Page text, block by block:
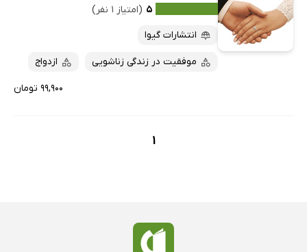
پرفروش‌ها
ارزان ترین‌ها
کتاب‌های متنی
۵ (امتیاز ۱ نفر)
انتشارات گیوا
موفقیت در زندگی زناشویی ازدواج
۹۹,۹۰۰ تومان
1